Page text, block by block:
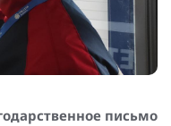
событияхписьмо